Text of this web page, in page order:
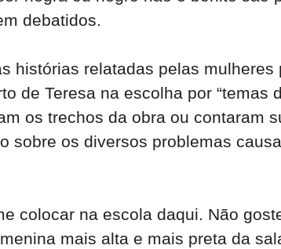
debatidos.
histórias relatadas pelas mulheres
de Teresa na escolha por “temas
os trechos da obra ou contaram
sobre os diversos problemas
colocar na escola daqui. Não
mais alta e mais preta da